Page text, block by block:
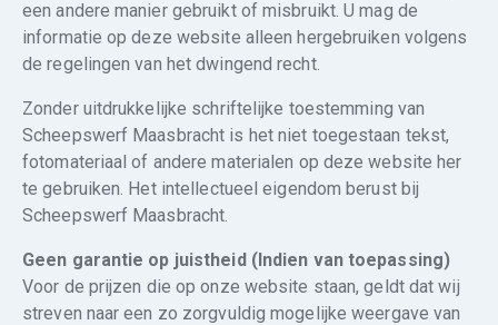
een andere manier gebruikt of misbruikt. U mag de
informatie op deze website alleen hergebruiken volgens
de regelingen van het dwingend recht.
Zonder uitdrukkelijke schriftelijke toestemming van
Scheepswerf Maasbracht is het niet toegestaan tekst,
fotomateriaal of andere materialen op deze website her
te gebruiken. Het intellectueel eigendom berust bij
Scheepswerf Maasbracht.
Geen garantie op juistheid (Indien van toepassing)
Voor de prijzen die op onze website staan, geldt dat wij
streven naar een zo zorgvuldig mogelijke weergave van